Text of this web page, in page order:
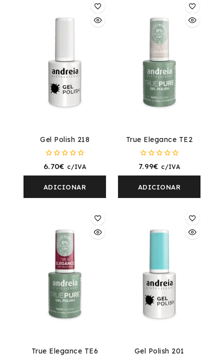
Gel Polish 218
0
fora
5
6.70€ c/IVA
ADICIONAR
True Elegance TE2
0
fora
5
7.99€ c/IVA
ADICIONAR
True Elegance TE6 Gel Polish 201